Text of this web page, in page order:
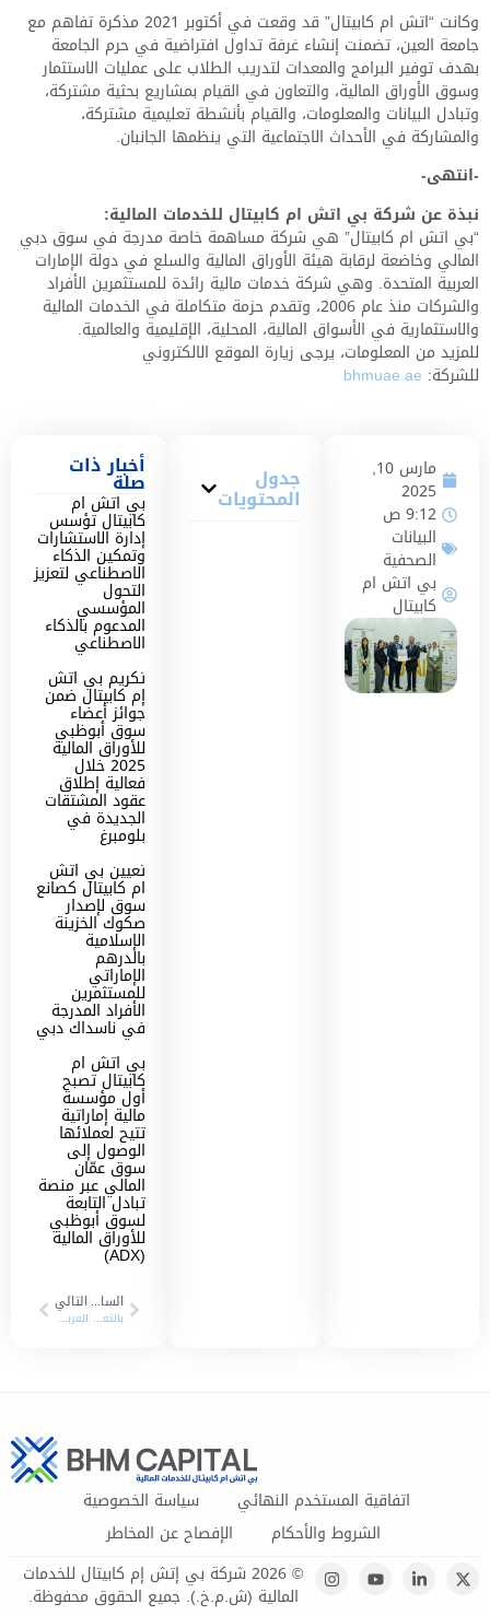
مارس 10,
2025
9:12 ص
البيانات
الصحفية
بي اتش ام
كابيتال
جدول
المحتويات
أخبار ذات
صلة
بي اتش ام
كابيتال تؤسس
إدارة الاستشارات
وتمكين الذكاء
الاصطناعي لتعزيز
التحول
المؤسسي
المدعوم بالذكاء
الاصطناعي
تكريم بي اتش
إم كابيتال ضمن
جوائز أعضاء
سوق أبوظبي
للأوراق المالية
2025 خلال
فعالية إطلاق
عقود المشتقات
الجديدة في
بلومبرغ
تعيين بي اتش
ام كابيتال كصانع
سوق لإصدار
صكوك الخزينة
الإسلامية
بالدرهم
الإماراتي
للمستثمرين
الأفراد المدرجة
في ناسداك دبي
بي اتش ام
كابيتال تصبح
أول مؤسسة
مالية إماراتية
تتيح لعملائها
الوصول إلى
سوق عمّان
المالي عبر منصة
تبادل التابعة
لسوق أبوظبي
للأوراق المالية
(ADX)
السابق
بالتعاون مع بورصة أبوظبي إنتركونتيننتال للعقود الآجلة “بي إتش إم كابيتال”تبدأ في تزويد السيولة لتداول العقود الآجلة لعدد من مؤشرات مورجان ستانلي كابيتال إنترناشيونال “MSCI” للأسواق الناشئة
التالي
العربية: 06/04/2025
وكانت “اتش ام كابيتال” قد وقعت في أكتوبر 2021 مذكرة تفاهم مع
جامعة العين، تضمنت إنشاء غرفة تداول افتراضية في حرم الجامعة
بهدف توفير البرامج والمعدات لتدريب الطلاب على عمليات الاستثمار
وسوق الأوراق المالية، والتعاون في القيام بمشاريع بحثية مشتركة،
وتبادل البيانات والمعلومات، والقيام بأنشطة تعليمية مشتركة،
والمشاركة في الأحداث الاجتماعية التي ينظمها الجانبان.
-انتهى-
نبذة عن شركة بي اتش ام كابيتال للخدمات المالية:
“بي اتش ام كابيتال” هي شركة مساهمة خاصة مدرجة في سوق دبي
المالي وخاضعة لرقابة هيئة الأوراق المالية والسلع في دولة الإمارات
العربية المتحدة. وهي شركة خدمات مالية رائدة للمستثمرين الأفراد
والشركات منذ عام 2006، وتقدم حزمة متكاملة في الخدمات المالية
والاستثمارية في الأسواق المالية، المحلية، الإقليمية والعالمية.
للمزيد من المعلومات، يرجى زيارة الموقع الالكتروني
للشركة: bhmuae.ae
اتفاقية المستخدم النهائي
سياسة الخصوصية
الشروط والأحكام
الإفصاح عن المخاطر
© 2026 شركة بي إتش إم كابيتال للخدمات
المالية (ش.م.خ.). جميع الحقوق محفوظة.